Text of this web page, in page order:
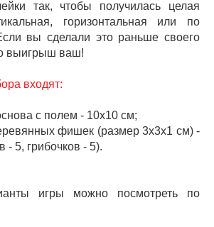
так, чтобы получилась целая
горизонтальная или по
вы сделали это раньше своего
выигрыш ваш!
входят:
с полем - 10х10 см;
фишек (размер 3х3х1 см) -
- 5, грибочков - 5).
игры можно посмотреть по